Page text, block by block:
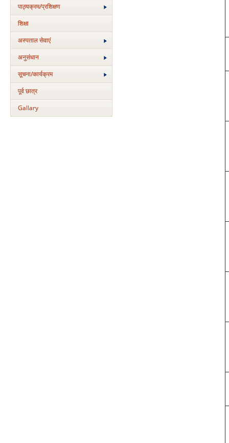
पाठ्यक्रम/प्रशिक्षण
शिक्षा
अस्‍पताल सेवाएं
अनुसंधान
सूचना/कार्यक्रम
पूर्व छात्र
Gallary